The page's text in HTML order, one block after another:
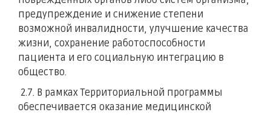
предупреждение и снижение степени
возможной инвалидности, улучшение качества
жизни, сохранение работоспособности
пациента и его социальную интеграцию в
общество.
2.7. В рамках Территориальной программы
обеспечивается оказание медицинской